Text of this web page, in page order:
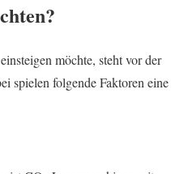
möchte, steht vor der
spielen folgende Faktoren eine